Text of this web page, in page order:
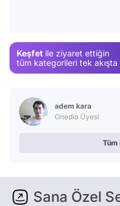
Keşfet ile ziyaret ettiğin
tüm kategorileri tek akışta
adem kara
Onedio Üyesi
Tüm
Sana Özel